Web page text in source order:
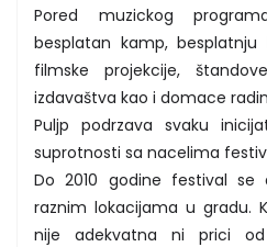
Pored muzickog
besplatan kamp, besplatnju
filmske projekcije,
izdavaštva kao i domace
Puljp podrzava svaku
suprotnosti sa nacelima
Do 2010 godine festival se
raznim lokacijama u gradu.
nije adekvatna ni prici